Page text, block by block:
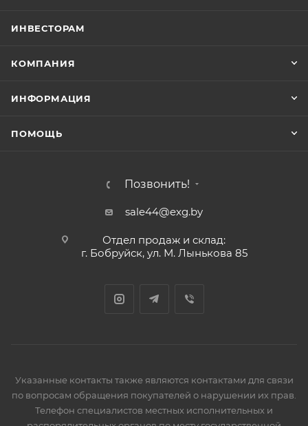
ИНВЕСТОРАМ
КОМПАНИЯ
ИНФОРМАЦИЯ
ПОМОЩЬ
Позвонить!
sale44@exg.by
Отдел продаж и склад:
г. Бобруйск, ул. М. Лынькова 85
Указанные контакты также являются контактами для связи
по вопросам обращения покупателей о нарушении их прав.
Телефон специалистов местных исполнительных и